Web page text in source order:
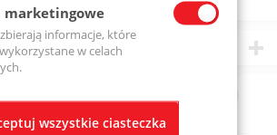
również
marketingowe
informacje, które
w celach
wszystkie ciasteczka